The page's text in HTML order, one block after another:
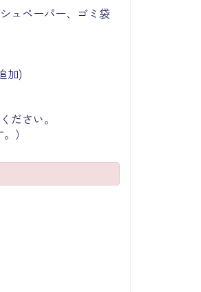
ュペーパー、ゴミ袋
加)
ださい。
）